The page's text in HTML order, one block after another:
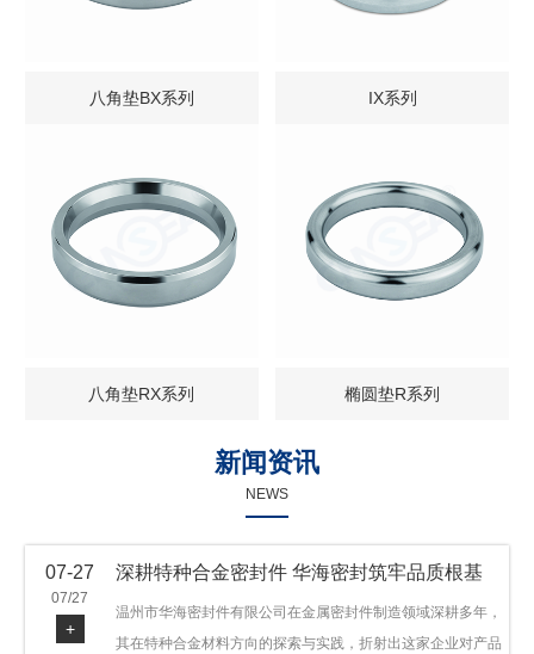
八角垫BX系列 IX系列
八角垫RX系列 椭圆垫R系列
新闻资讯
NEWS
07-27
07/27
+
深耕特种合金密封件 华海密封筑牢品质根基
温州市华海密封件有限公司在金属密封件制造领域深耕多年，
其在特种合金材料方向的探索与实践，折射出这家企业对产品